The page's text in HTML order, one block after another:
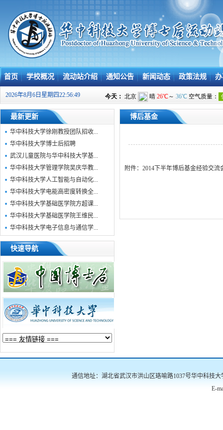
首页 学校概况 流动站介绍 通知公告 新闻动态 政策法规
2026年8月6日星期四22:56:50
最新更新
华中科技大学徐刚教授团队招收...
华中科技大学博士后招聘
武汉儿童医院与华中科技大学基...
华中科技大学管理学院吴庆华教...
华中科技大学人工智能与自动化...
华中科技大学电能高密度转换全...
华中科技大学基础医学院方超课...
华中科技大学基础医学院王维民...
华中科技大学电子信息与通信学...
快速导航
博后基金
附件： 2014下半年博后基金经验交流
通信地址：湖北省武汉市洪山区珞喻路1037号华中科技大
E-